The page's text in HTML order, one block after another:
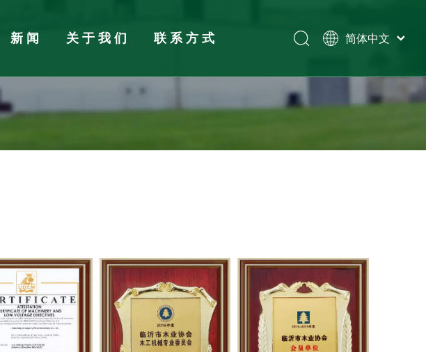
厂配件辅料
新闻 关于我们 联系方式
简体中文
Español
Pусский